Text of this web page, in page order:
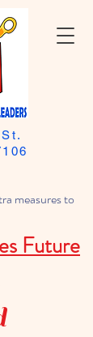
measures to
Future